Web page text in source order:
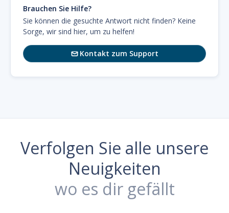
Brauchen Sie Hilfe?
Sie können die gesuchte Antwort nicht finden? Keine
Sorge, wir sind hier, um zu helfen!
Kontakt zum Support
Verfolgen Sie alle unsere
Neuigkeiten
wo es dir gefällt